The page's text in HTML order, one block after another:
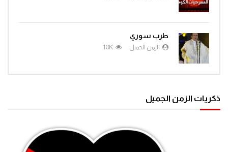
طرب سوري
الزمن الجميل 1.8K
ذكريات الزمن الجميل